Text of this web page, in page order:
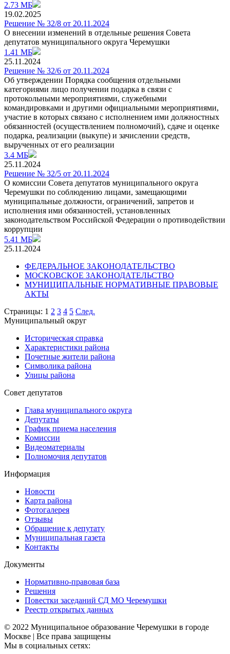
2.73 МБ
19.02.2025
Решение № 32/8 от 20.11.2024
О внесении изменений в отдельные решения Совета
депутатов муниципального округа Черемушки
1.41 МБ
25.11.2024
Решение № 32/6 от 20.11.2024
Об утверждении Порядка сообщения отдельными
категориями лицо получении подарка в связи с
протокольными мероприятиями, служебными
командировками и другими официальными мероприятиями,
участие в которых связано с исполнением ими должностных
обязанностей (осуществлением полномочий), сдаче и оценке
подарка, реализации (выкупе) и зачислении средств,
вырученных от его реализации
3.4 МБ
25.11.2024
Решение № 32/5 от 20.11.2024
О комиссии Совета депутатов муниципального округа
Черемушки по соблюдению лицами, замещающими
муниципальные должности, ограничений, запретов и
исполнения ими обязанностей, установленных
законодательством Российской Федерации о противодействии
коррупции
5.41 МБ
25.11.2024
ФЕДЕРАЛЬНОЕ ЗАКОНОДАТЕЛЬСТВО
МОСКОВСКОЕ ЗАКОНОДАТЕЛЬСТВО
МУНИЦИПАЛЬНЫЕ НОРМАТИВНЫЕ ПРАВОВЫЕ
АКТЫ
Страницы: 1 2 3 4 5 След.
Муниципальный округ
Историческая справка
Характеристики района
Почетные жители района
Символика района
Улицы района
Совет депутатов
Глава муниципального округа
Депутаты
График приема населения
Комиссии
Видеоматериалы
Полномочия депутатов
Информация
Новости
Карта района
Фотогалерея
Отзывы
Обращение к депутату
Муниципальная газета
Контакты
Документы
Нормативно-правовая база
Решения
Повестки заседаний СД МО Черемушки
Реестр открытых данных
© 2022 Муниципальное образование Черемушки в городе
Москве | Все права защищены
Мы в социальных сетях: